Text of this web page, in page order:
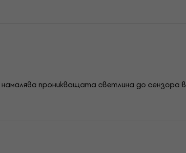
проникващата светлина до сензора в